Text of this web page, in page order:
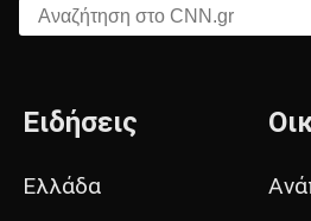
Αναζήτηση στο CNN.gr
Ειδήσεις
Ελλάδα